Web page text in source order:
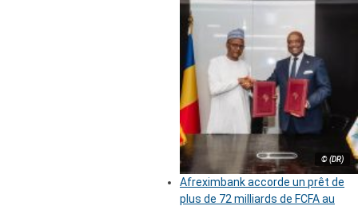
© (DR)
Afreximbank accorde un prêt de
plus de 72 milliards de FCFA au